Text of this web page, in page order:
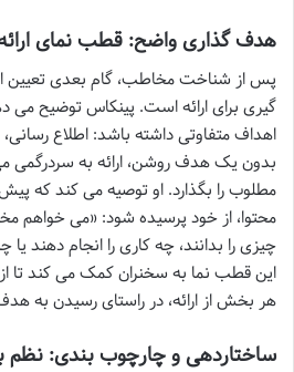
هدف گذاری واضح: قطب نمای
پس از شناخت مخاطب، گام بعدی تعیین
گیری برای ارائه است. پینکاس توضیح می
اهداف متفاوتی داشته باشد: اطلاع
بدون یک هدف روشن، ارائه به سردرگمی می
مطلوب را بگذارد. او توصیه می کند که
محتوا، از خود پرسیده شود: «می خواهم
چیزی را بدانند، چه کاری را انجام دهند
این قطب نما به سخنران کمک می کند تا
هر بخش از ارائه، در راستای رسیدن به
ساختاردهی و چارچوب بندی: نظم